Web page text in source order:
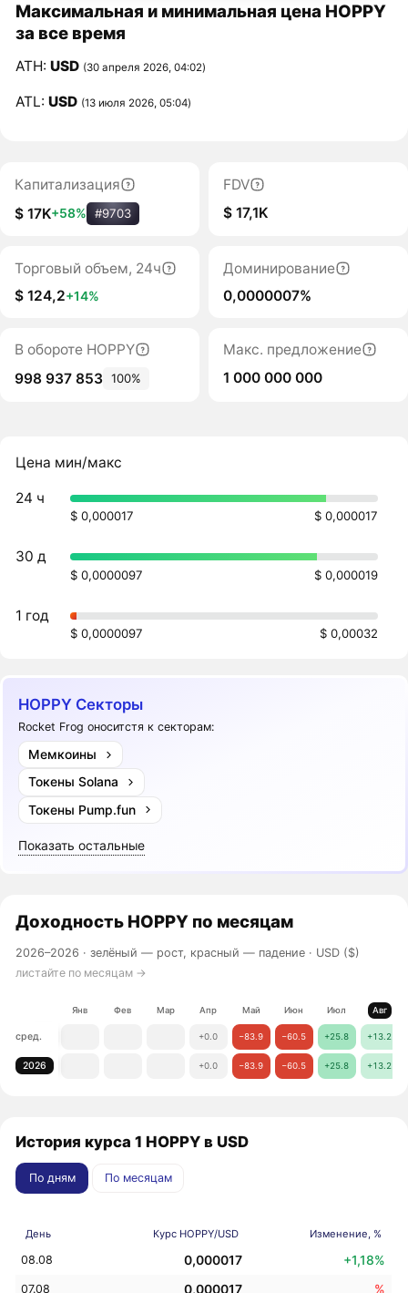
Максимальная и минимальная цена HOPPY
за все время
ATH:USD (30 апреля 2026, 04:02)
ATL:USD (13 июля 2026, 05:04)
Капитализация
$ 17K+58% #9703
FDV
$ 17,1K
Торговый объем, 24ч
$ 124,2+14%
Доминирование
0,0000007%
В обороте HOPPY
998 937 853 100%
Макс. предложение
1 000 000 000
Цена мин/макс
24 ч
$ 0,000017 $ 0,000017
30 д
$ 0,0000097 $ 0,000019
1 год
$ 0,0000097 $ 0,00032
HOPPY Секторы
Rocket Frog оноситстя к секторам:
Мемкоины
Токены Solana
Токены Pump.fun
Показать остальные
Доходность HOPPY по месяцам
2026–2026 ·зелёный — рост, красный — падение · USD ($)
листайте по месяцам →
Янв Фев Мар Апр Май Июн Июл Авг
сред. +0.0 −83.9 −60.5 +25.8 +13.2
2026 +0.0 −83.9 −60.5 +25.8 +13.2
История курса 1 HOPPY в USD
По дням По месяцам
День Курс HOPPY/USD Изменение, %
08.08 0,000017 +1,18%
07.08 0,000017 %